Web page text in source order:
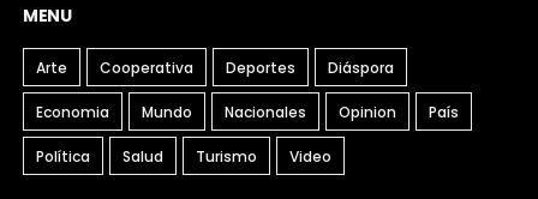
MENU
Arte Cooperativa Deportes Diáspora
Economia Mundo Nacionales Opinion País
Política Salud Turismo Video